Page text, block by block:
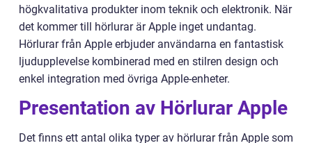
högkvalitativa produkter inom teknik och elektronik. När
det kommer till hörlurar är Apple inget undantag.
Hörlurar från Apple erbjuder användarna en fantastisk
ljudupplevelse kombinerad med en stilren design och
enkel integration med övriga Apple-enheter.
Presentation av Hörlurar Apple
Det finns ett antal olika typer av hörlurar från Apple som